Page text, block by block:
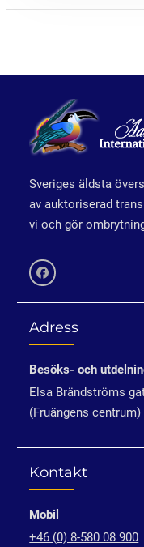
Sveriges äldsta
av auktoriserad
vi och gör
Adress
Besöks- och
Elsa Brändströms
(Fruängens centrum)
Kontakt
Mobil
+46 (0) 8-580 08 900